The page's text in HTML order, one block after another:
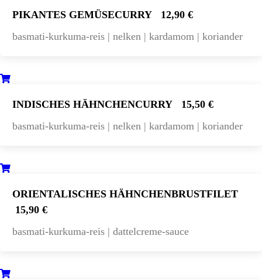
PIKANTES GEMÜSECURRY
12,90 €
basmati-kurkuma-reis | nelken | kardamom | koriander
INDISCHES HÄHNCHENCURRY
15,50 €
basmati-kurkuma-reis | nelken | kardamom | koriander
ORIENTALISCHES HÄHNCHENBRUSTFILET
15,90 €
basmati-kurkuma-reis | dattelcreme-sauce